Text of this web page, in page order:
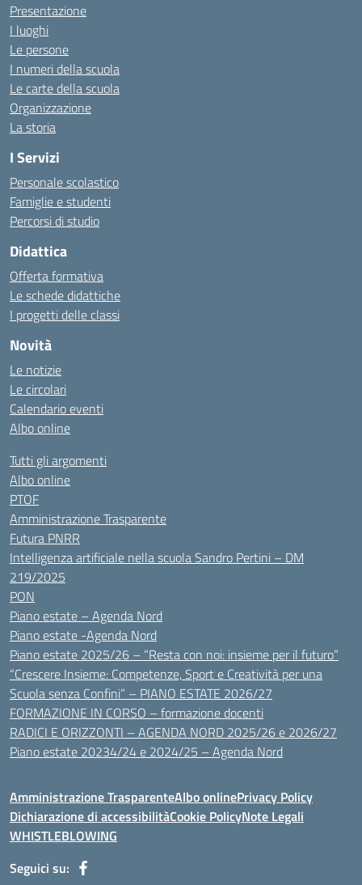
Presentazione
I luoghi
Le persone
I numeri della scuola
Le carte della scuola
Organizzazione
La storia
I Servizi
Personale scolastico
Famiglie e studenti
Percorsi di studio
Didattica
Offerta formativa
Le schede didattiche
I progetti delle classi
Novità
Le notizie
Le circolari
Calendario eventi
Albo online
Tutti gli argomenti
Albo online
PTOF
Amministrazione Trasparente
Futura PNRR
Intelligenza artificiale nella scuola Sandro Pertini – DM
219/2025
PON
Piano estate – Agenda Nord
Piano estate -Agenda Nord
Piano estate 2025/26 – “Resta con noi: insieme per il futuro”
“Crescere Insieme: Competenze, Sport e Creatività per una
Scuola senza Confini” – PIANO ESTATE 2026/27
FORMAZIONE IN CORSO – formazione docenti
RADICI E ORIZZONTI – AGENDA NORD 2025/26 e 2026/27
Piano estate 20234/24 e 2024/25 – Agenda Nord
Amministrazione TrasparenteAlbo onlinePrivacy Policy
Dichiarazione di accessibilitàCookie PolicyNote Legali
WHISTLEBLOWING
Seguici su: